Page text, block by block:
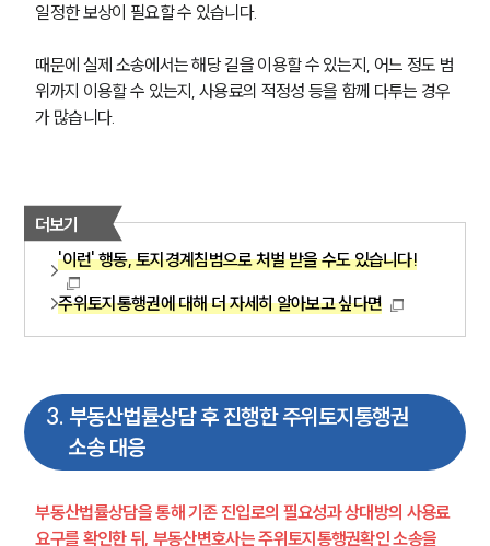
일정한 보상이 필요할 수 있습니다.
때문에 실제 소송에서는 해당 길을 이용할 수 있는지, 어느 정도 범
위까지 이용할 수 있는지, 사용료의 적정성 등을 함께 다투는 경우
가 많습니다.
더보기
'이런' 행동, 토지경계침범으로 처벌 받을 수도 있습니다!
주위토지통행권에 대해 더 자세히 알아보고 싶다면
3. 부동산법률상담 후 진행한 주위토지통행권
소송 대응
부동산법률상담을 통해 기존 진입로의 필요성과 상대방의 사용료
요구를 확인한 뒤, 부동산변호사는 주위토지통행권확인 소송을